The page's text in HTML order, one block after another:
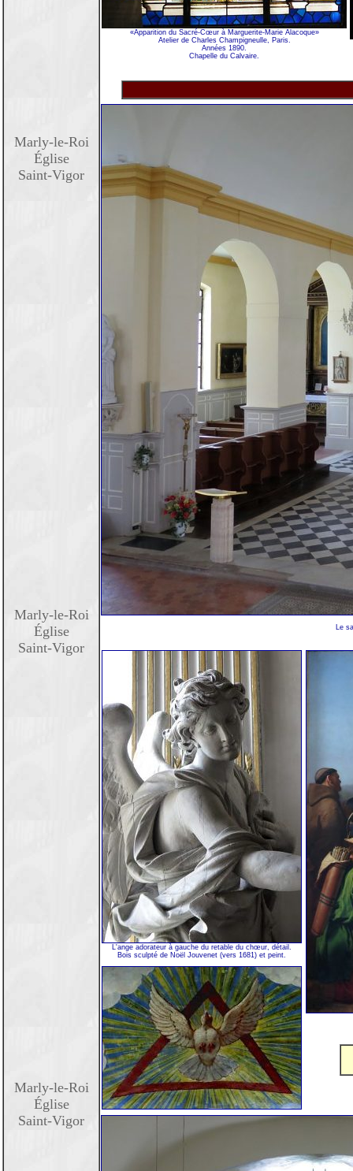
Marly-le-Roi
Église
Saint-Vigor
Marly-le-Roi
Église
Saint-Vigor
Marly-le-Roi
Église
Saint-Vigor
«Apparition du Sacré-Cœur à Marguerite-Marie Alacoque»
Atelier de Charles Champigneulle, Paris.
Années 1890.
Chapelle du Calvaire.
Le
L'ange adorateur à gauche du retable du chœur, détail.
Bois sculpté de Noël Jouvenet (vers 1681) et peint.